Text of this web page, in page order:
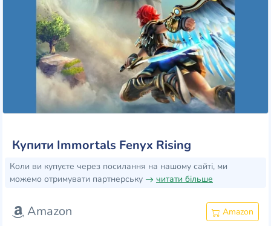
Купити Immortals Fenyx Rising
Коли ви купуєте через посилання на нашому сайті, ми
можемо отримувати партнерську
читати більше
Amazon Amazon